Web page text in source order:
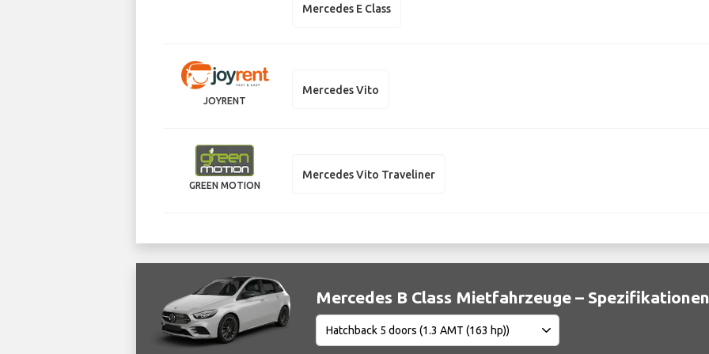
Mercedes E Class
JOYRENT
Mercedes Vito
GREEN MOTION
Mercedes Vito Traveliner
Mercedes B Class Mietfahrzeuge – Spezifikationen